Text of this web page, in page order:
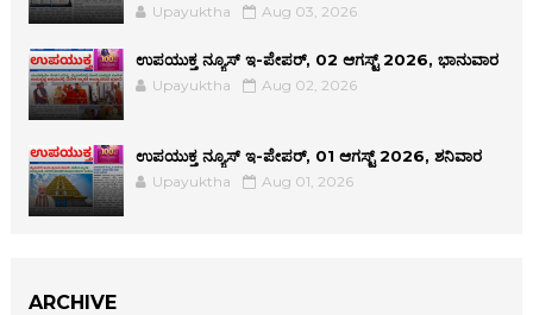
Upayuktha Aug 03, 2026
ಉಪಯುಕ್ತ ನ್ಯೂಸ್ ಇ-ಪೇಪರ್, 02 ಆಗಸ್ಟ್ 2026, ಭಾನುವಾರ
Upayuktha Aug 02, 2026
ಉಪಯುಕ್ತ ನ್ಯೂಸ್ ಇ-ಪೇಪರ್, 01 ಆಗಸ್ಟ್ 2026, ಶನಿವಾರ
Upayuktha Aug 01, 2026
ARCHIVE